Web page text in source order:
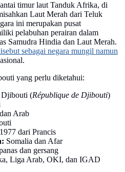
timur laut Tanduk Afrika, di
Laut Merah dari Teluk
ini merupakan pusat
pelabuhan perairan dalam
Samudra Hindia dan Laut Merah.
sebagai negara mungil namun
yang perlu diketahui:
(République de Djibouti)
Arab
dari Prancis
Somalia dan Afar
dan gersang
Liga Arab, OKI, dan IGAD